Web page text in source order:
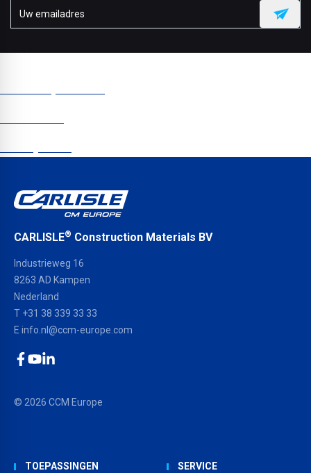
CARLISLE® Construction Materials BV
Industrieweg 16
8263 AD Kampen
Nederland
T +31 38 339 33 33
E info.nl@ccm-europe.com
© 2026 CCM Europe
TOEPASSINGEN SERVICE